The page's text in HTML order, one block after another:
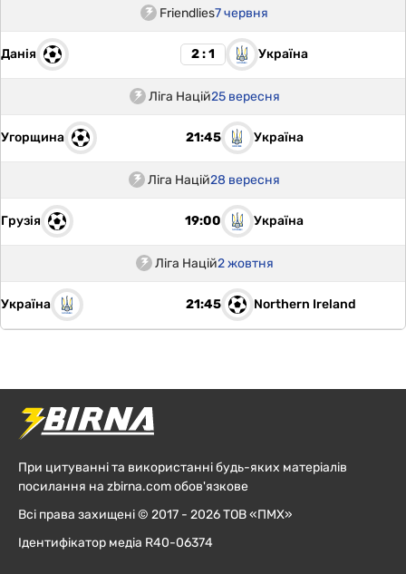
Friendlies7 червня
Данія 2 : 1 Україна
Ліга Націй25 вересня
Угорщина 21:45 Україна
Ліга Націй28 вересня
Грузія 19:00 Україна
Ліга Націй2 жовтня
Україна 21:45 Northern Ireland
При цитуванні та використанні будь-яких матеріалів
посилання на zbirna.com обов'язкове
Всі права захищені © 2017 - 2026 ТОВ «ПМХ»
Ідентифікатор медіа R40-06374